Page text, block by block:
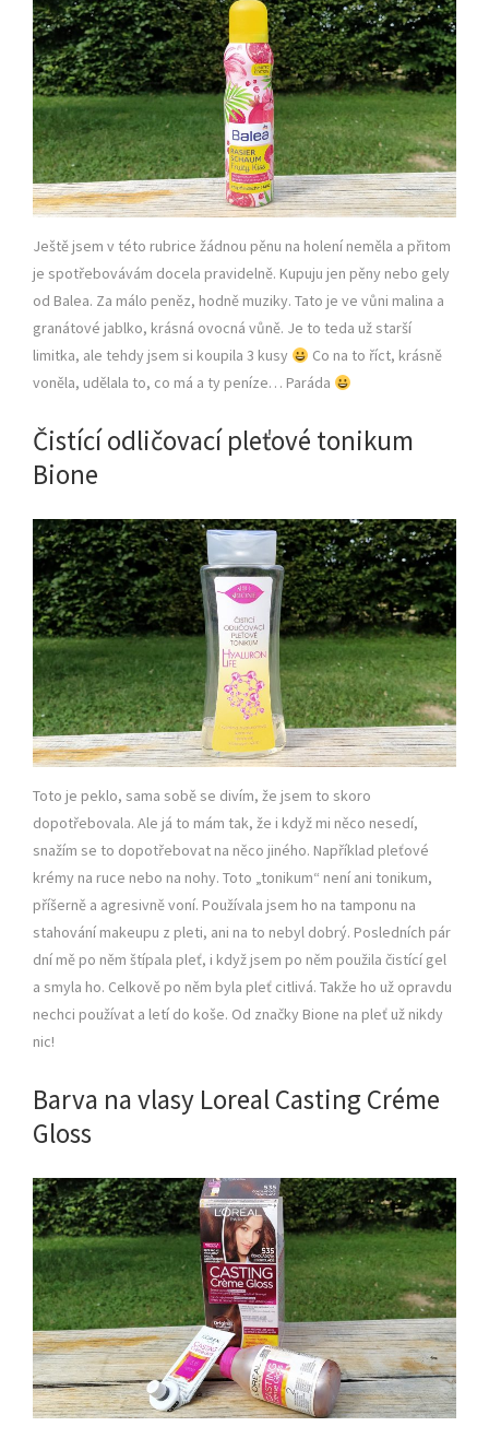
Ještě jsem v této rubrice žádnou pěnu na holení neměla a přitom
je spotřebovávám docela pravidelně. Kupuju jen pěny nebo gely
od Balea. Za málo peněz, hodně muziky. Tato je ve vůni malina a
granátové jablko, krásná ovocná vůně. Je to teda už starší
limitka, ale tehdy jsem si koupila 3 kusy
Co na to říct, krásně
voněla, udělala to, co má a ty peníze… Paráda
Čistící odličovací pleťové tonikum
Bione
Toto je peklo, sama sobě se divím, že jsem to skoro
dopotřebovala. Ale já to mám tak, že i když mi něco nesedí,
snažím se to dopotřebovat na něco jiného. Například pleťové
krémy na ruce nebo na nohy. Toto „tonikum“ není ani tonikum,
příšerně a agresivně voní. Používala jsem ho na tamponu na
stahování makeupu z pleti, ani na to nebyl dobrý. Posledních pár
dní mě po něm štípala pleť, i když jsem po něm použila čistící gel
a smyla ho. Celkově po něm byla pleť citlivá. Takže ho už opravdu
nechci používat a letí do koše. Od značky Bione na pleť už nikdy
nic!
Barva na vlasy Loreal Casting Créme
Gloss